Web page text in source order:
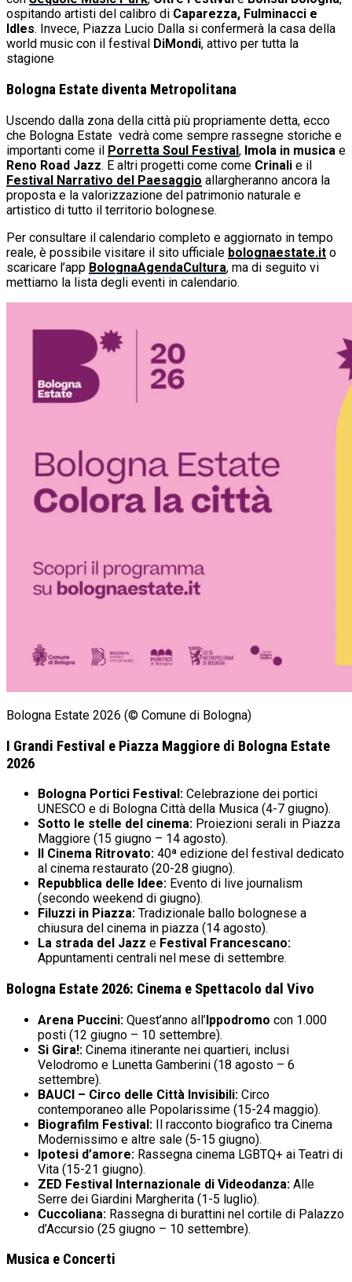
ospitando artisti del calibro di Caparezza, Fulminacci e
Idles. Invece, Piazza Lucio Dalla si confermerà la casa della
world music con il festival DiMondi, attivo per tutta la
stagione
Bologna Estate diventa Metropolitana
Uscendo dalla zona della città più propriamente detta, ecco
che Bologna Estate vedrà come sempre rassegne storiche e
importanti come il Porretta Soul Festival, Imola in musica e
Reno Road Jazz. E altri progetti come come Crinali e il
Festival Narrativo del Paesaggio allargheranno ancora la
proposta e la valorizzazione del patrimonio naturale e
artistico di tutto il territorio bolognese.
Per consultare il calendario completo e aggiornato in tempo
reale, è possibile visitare il sito ufficiale bolognaestate.it o
scaricare l’app BolognaAgendaCultura, ma di seguito vi
mettiamo la lista degli eventi in calendario.
Bologna Estate 2026 (© Comune di Bologna)
I Grandi Festival e Piazza Maggiore di Bologna Estate
2026
Bologna Portici Festival: Celebrazione dei portici
UNESCO e di Bologna Città della Musica (4-7 giugno).
Sotto le stelle del cinema: Proiezioni serali in Piazza
Maggiore (15 giugno – 14 agosto).
Il Cinema Ritrovato: 40ª edizione del festival dedicato
al cinema restaurato (20-28 giugno).
Repubblica delle Idee: Evento di live journalism
(secondo weekend di giugno).
Filuzzi in Piazza: Tradizionale ballo bolognese a
chiusura del cinema in piazza (14 agosto).
La strada del Jazz e Festival Francescano:
Appuntamenti centrali nel mese di settembre.
Bologna Estate 2026: Cinema e Spettacolo dal Vivo
Arena Puccini: Quest’anno all’Ippodromo con 1.000
posti (12 giugno – 10 settembre).
Si Gira!: Cinema itinerante nei quartieri, inclusi
Velodromo e Lunetta Gamberini (18 agosto – 6
settembre).
BAUCI – Circo delle Città Invisibili: Circo
contemporaneo alle Popolarissime (15-24 maggio).
Biografilm Festival: Il racconto biografico tra Cinema
Modernissimo e altre sale (5-15 giugno).
Ipotesi d’amore: Rassegna cinema LGBTQ+ ai Teatri di
Vita (15-21 giugno).
ZED Festival Internazionale di Videodanza: Alle
Serre dei Giardini Margherita (1-5 luglio).
Cuccoliana: Rassegna di burattini nel cortile di Palazzo
d’Accursio (25 giugno – 10 settembre).
Musica e Concerti